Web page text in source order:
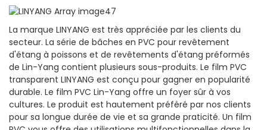
La marque LINYANG est très appréciée par les clients du
secteur. La série de bâches en PVC pour revêtement
d'étang à poissons et de revêtements d'étang préformés
de Lin-Yang contient plusieurs sous-produits. Le film PVC
transparent LINYANG est conçu pour gagner en popularité
durable. Le film PVC Lin-Yang offre un foyer sûr à vos
cultures. Le produit est hautement préféré par nos clients
pour sa longue durée de vie et sa grande praticité. Un film